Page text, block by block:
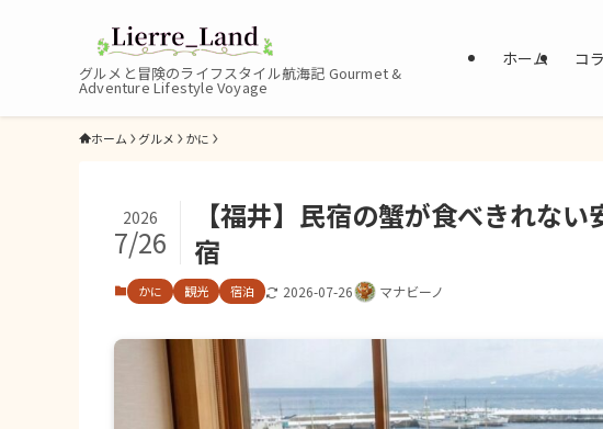
グルメと冒険のライフスタイル航海記 Gourmet &
Adventure Lifestyle Voyage
ホーム コ
ホーム グルメ かに
【福井】民宿の蟹が食べきれな
宿
2026
7/26
かに 観光 宿泊 2026-07-26 マナビーノ